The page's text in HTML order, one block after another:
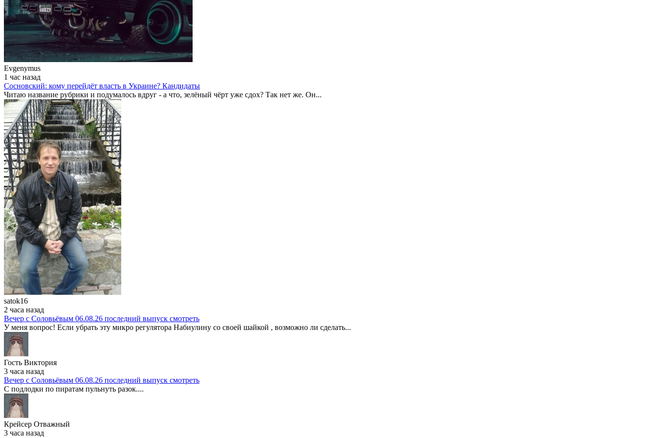
Evgenymus
1 час назад
Сосновский: кому перейдёт власть в Украине? Кандидаты
Читаю название рубрики и подумалось вдруг - а что, зелёный чёрт уже сдох? Так нет же. Он...
satok16
2 часа назад
Вечер с Соловьёвым 06.08.26 последний выпуск смотреть
У меня вопрос! Если убрать эту микро регулятора Набиулину со своей шайкой , возможно ли сделать...
Гость Виктория
3 часа назад
Вечер с Соловьёвым 06.08.26 последний выпуск смотреть
С подлодки по пиратам пульнуть разок....
Крейсер Отважный
3 часа назад